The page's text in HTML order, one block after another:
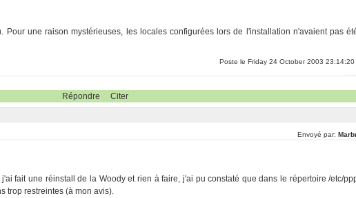
Pour une raison mystérieuses, les locales configurées lors de l'installation n'avaient pas
Poste le Friday 24 October 2003 23:14:20
Répondre Citer
Envoyé par:
fait une réinstall de la Woody et rien à faire, j'ai pu constaté que dans le répertoire /etc/
trop restreintes (à mon avis).